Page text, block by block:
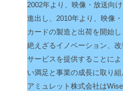
2002年より、映像・放送向
進出し、2010年より、映像
カードの製造と出荷を開始し
絶えざるイノベーション、
サービスを提供することに
い満足と事業の成長に取り組
アミュレット株式会社は